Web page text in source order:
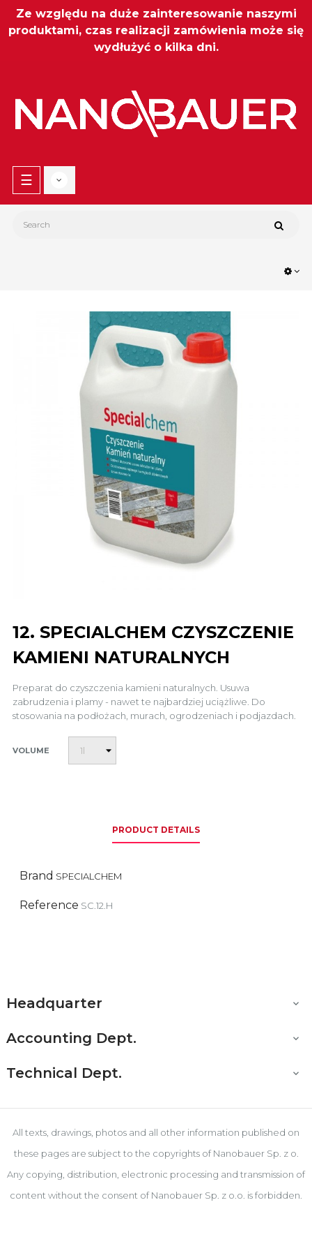
Ze względu na duże zainteresowanie naszymi
produktami, czas realizacji zamówienia może się
wydłużyć o kilka dni.
Toggle
navigation
☰
12. SPECIALCHEM CZYSZCZENIE
KAMIENI NATURALNYCH
Preparat do czyszczenia kamieni naturalnych. Usuwa
zabrudzenia i plamy - nawet te najbardziej uciążliwe. Do
stosowania na podłożach, murach, ogrodzeniach i podjazdach.
VOLUME
PRODUCT DETAILS
Brand SPECIALCHEM
Reference SC.12.H
Headquarter 
Accounting Dept. 
Technical Dept. 
All texts, drawings, photos and all other information published on
these pages are subject to the copyrights of Nanobauer Sp. z o.
Any copying, distribution, electronic processing and transmission of
content without the consent of Nanobauer Sp. z o.o. is forbidden.